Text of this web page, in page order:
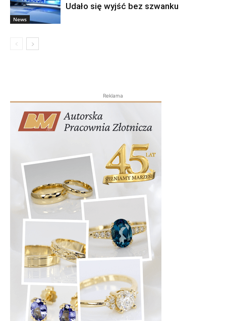
News
Udało się wyjść bez szwanku
Reklama